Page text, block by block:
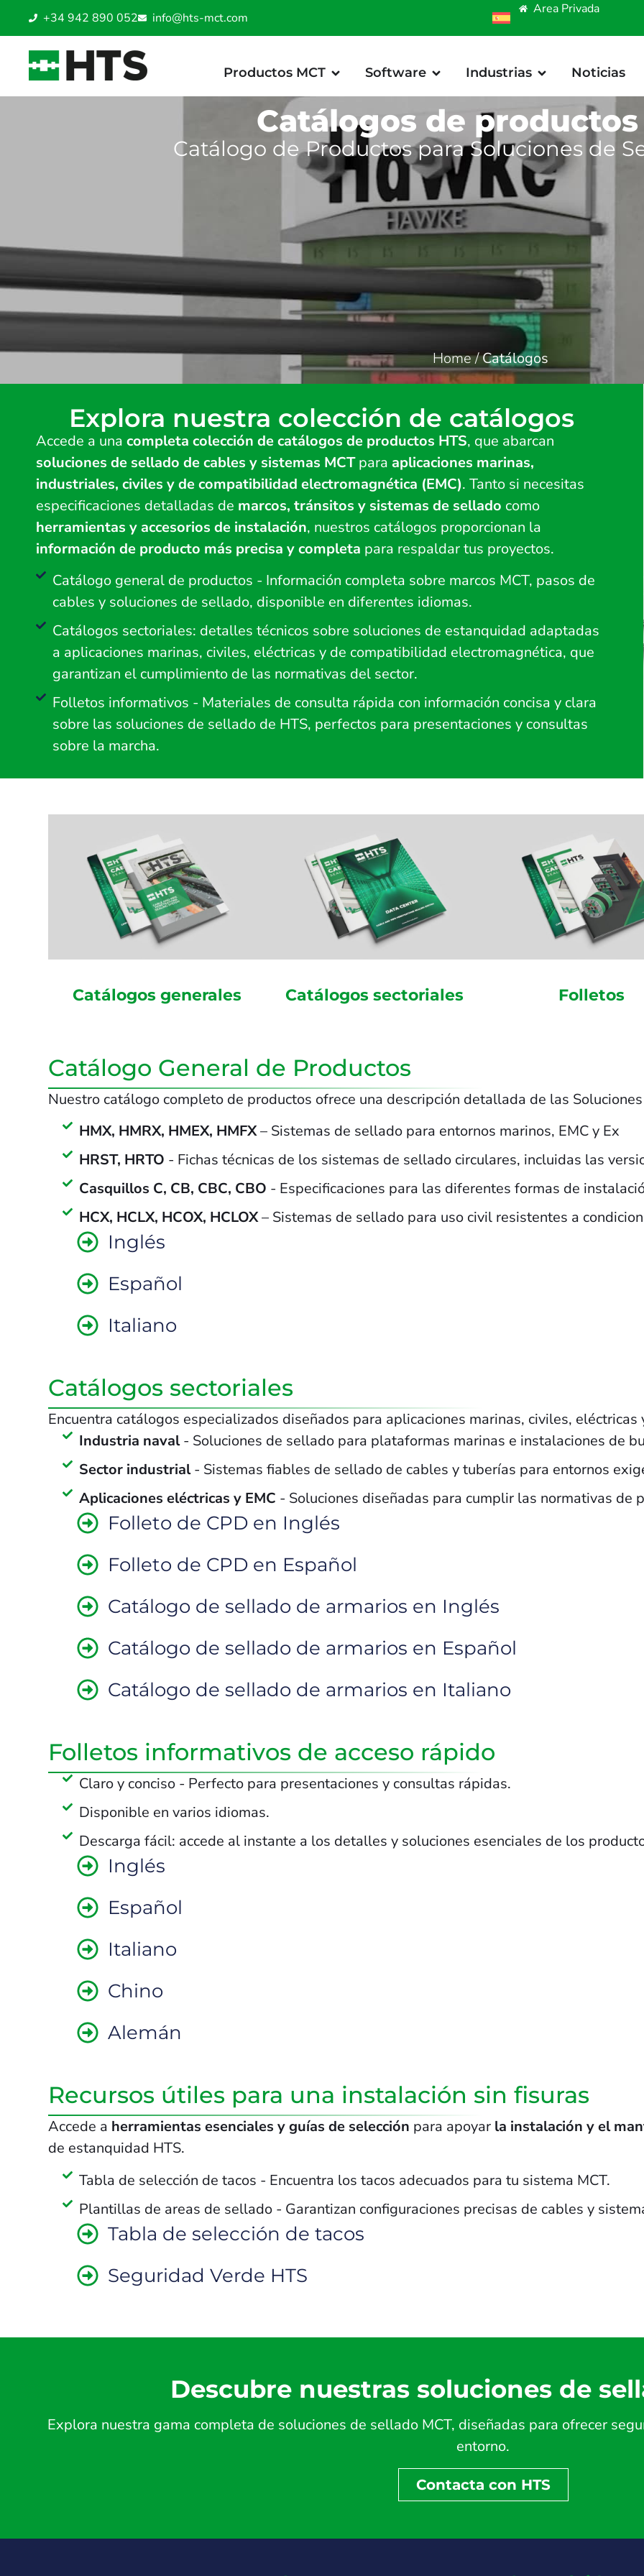
+34 942 890 052 info@hts-mct.com
Area Privada
Productos MCT Software Industrias Noticias
Catálogos de productos
Catálogo de Productos para Soluciones de
Home/Catálogos
Explora nuestra colección de catálogos
Accede a una completa colección de catálogos de productos HTS, que abarcan
soluciones de sellado de cables y sistemas MCTpara aplicaciones marinas,
industriales, civiles y de compatibilidad electromagnética (EMC). Tanto si necesitas
especificaciones detalladas de marcos, tránsitos y sistemas de sellado como
herramientas y accesorios de instalación, nuestros catálogos proporcionan la
información de producto más precisa y completa para respaldar tus proyectos.
Catálogo general de productos - Información completa sobre marcos MCT, pasos de
cables y soluciones de sellado, disponible en diferentes idiomas.
Catálogos sectoriales: detalles técnicos sobre soluciones de estanquidad adaptadas
a aplicaciones marinas, civiles, eléctricas y de compatibilidad electromagnética, que
garantizan el cumplimiento de las normativas del sector.
Folletos informativos - Materiales de consulta rápida con información concisa y clara
sobre las soluciones de sellado de HTS, perfectos para presentaciones y consultas
sobre la marcha.
Catálogos generales Catálogos sectoriales Folletos
Catálogo General de Productos
Nuestro catálogo completo de productos ofrece una descripción detallada de las
HMX, HMRX, HMEX, HMFX– Sistemas de sellado para entornos marinos, EMC y Ex
HRST, HRTO - Fichas técnicas de los sistemas de sellado circulares, incluidas las
Casquillos C, CB, CBC, CBO - Especificaciones para las diferentes formas de
HCX, HCLX, HCOX, HCLOX– Sistemas de sellado para uso civil resistentes a
Inglés
Español
Italiano
Catálogos sectoriales
Encuentra catálogos especializados diseñados para aplicaciones marinas, civiles, eléctricas
Industria naval- Soluciones de sellado para plataformas marinas e instalaciones de
Sector industrial- Sistemas fiables de sellado de cables y tuberías para entornos
Aplicaciones eléctricas y EMC - Soluciones diseñadas para cumplir las normativas de
Folleto de CPD en Inglés
Folleto de CPD en Español
Catálogo de sellado de armarios en Inglés
Catálogo de sellado de armarios en Español
Catálogo de sellado de armarios en Italiano
Folletos informativos de acceso rápido
Claro y conciso - Perfecto para presentaciones y consultas rápidas.
Disponible en varios idiomas.
Descarga fácil: accede al instante a los detalles y soluciones esenciales de los
Inglés
Español
Italiano
Chino
Alemán
Recursos útiles para una instalación sin fisuras
Accede a herramientas esenciales y guías de selección para apoyar la instalación y el
de estanquidad HTS.
Tabla de selección de tacos - Encuentra los tacos adecuados para tu sistema MCT.
Plantillas de areas de sellado - Garantizan configuraciones precisas de cables y
Tabla de selección de tacos
Seguridad Verde HTS
Descubre nuestras soluciones de
Explora nuestra gama completa de soluciones de sellado MCT, diseñadas para ofrecer
entorno.
Contacta con HTS